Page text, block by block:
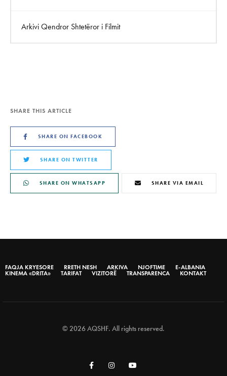
Arkivi Qendror Shtetëror i Filmit
SHARE THIS ARTICLE
SHARE ON FACEBOOK
SHARE ON TWITTER
SHARE ON WHATSAPP SHARE VIA EMAIL
FAQJA KRYESORE RRETH NESH ARKIVA NJOFTIME
E-ALBANIA
KINEMA «DRITA»
TARIFAT VIZITORË TRANSPARENCA KONTAKT
© 2026 AQSHF. All rights reserved.